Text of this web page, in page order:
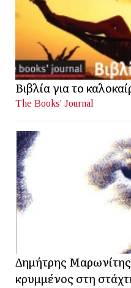
Βιβλία για το
The Books' Journal
Δημήτρης
κρυμμένος στη